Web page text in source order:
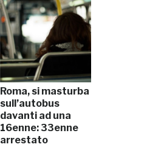
Roma, si masturba
sull’autobus
davanti ad una
16enne: 33enne
arrestato